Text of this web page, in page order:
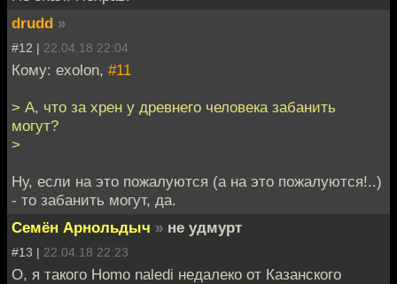
drudd »
#12 | 22.04.18 22:04
Кому: exolon, #11
> А, что за хрен у древнего человека забанить
могут?
>
Ну, если на это пожалуются (а на это пожалуются!..)
- то забанить могут, да.
Семён Арнольдыч » не удмурт
#13 | 22.04.18 22:23
О, я такого Homo naledi недалеко от Казанского